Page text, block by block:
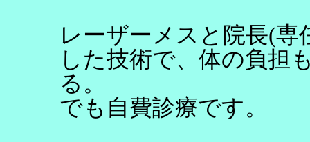
レーザーメスと院長(
した技術で、体の負担
る。
でも自費診療です。